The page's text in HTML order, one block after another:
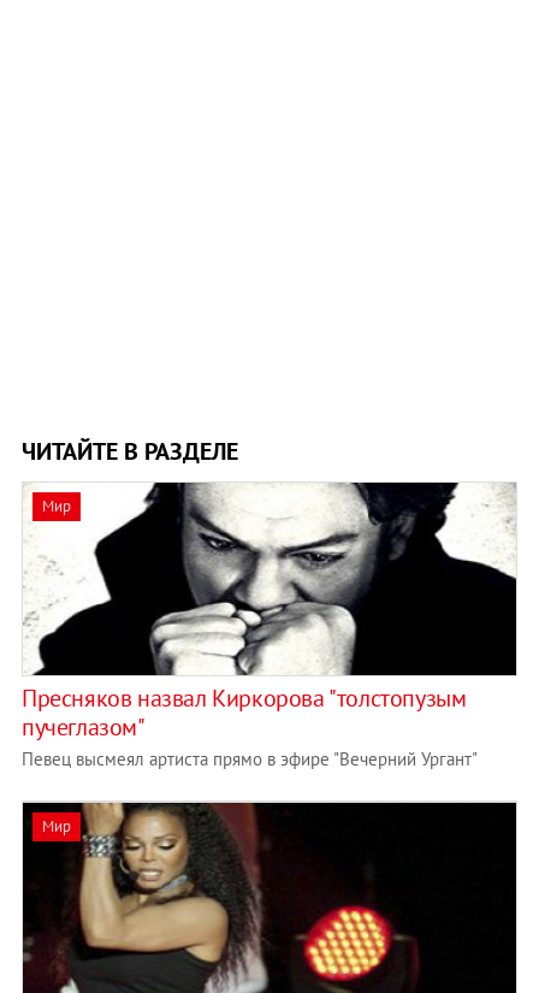
ЧИТАЙТЕ В РАЗДЕЛЕ
Мир
Пресняков назвал Киркорова "толстопузым
пучеглазом"
Певец высмеял артиста прямо в эфире "Вечерний Ургант"
Мир